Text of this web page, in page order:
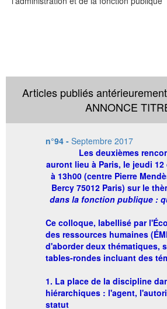
Articles publiés
ANNONCE
n°94 - Septembre 2017
Lesdeuxièmes
auront lieu à Paris, le jeudi
à 13h00 (centre Pierre
Bercy 75012 Paris) sur le
dans la fonction publique :
Ce colloque, labellisé par
des ressources humaines
d'aborder deux thématiques,
tables-rondes incluant des
1. La place de la discipline
hiérarchiques : l'agent,
statut